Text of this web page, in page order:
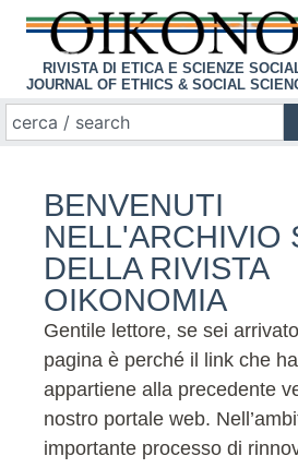
RIVISTA DI ETICA E SCIENZE
JOURNAL OF ETHICS & SOCIAL
BENVENUTI
NELL'ARCHIVIO
DELLA RIVISTA
OIKONOMIA
Gentile lettore, se sei
pagina è perché il link che
appartiene alla precedente
nostro portale web.
importante processo di